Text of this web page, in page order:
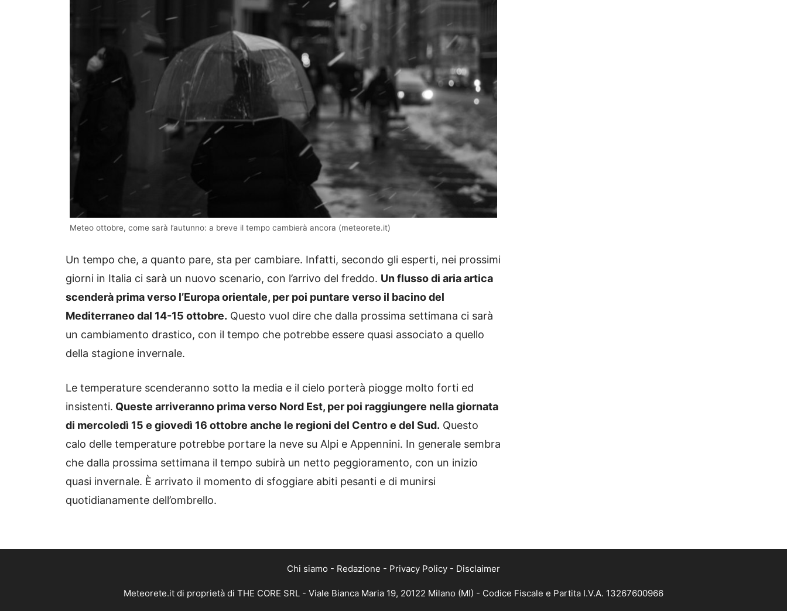
Meteo ottobre, come sarà l’autunno: a breve il tempo cambierà ancora (meteorete.it)
Un tempo che, a quanto pare, sta per cambiare. Infatti, secondo gli esperti, nei prossimi
giorni in Italia ci sarà un nuovo scenario, con l’arrivo del freddo. Un flusso di aria artica
scenderà prima verso l’Europa orientale, per poi puntare verso il bacino del
Mediterraneo dal 14-15 ottobre. Questo vuol dire che dalla prossima settimana ci sarà
un cambiamento drastico, con il tempo che potrebbe essere quasi associato a quello
della stagione invernale.
Le temperature scenderanno sotto la media e il cielo porterà piogge molto forti ed
insistenti. Queste arriveranno prima verso Nord Est, per poi raggiungere nella giornata
di mercoledì 15 e giovedì 16 ottobre anche le regioni del Centro e del Sud. Questo
calo delle temperature potrebbe portare la neve su Alpi e Appennini. In generale sembra
che dalla prossima settimana il tempo subirà un netto peggioramento, con un inizio
quasi invernale. È arrivato il momento di sfoggiare abiti pesanti e di munirsi
quotidianamente dell’ombrello.
Chi siamo - Redazione - Privacy Policy - Disclaimer
Meteorete.it di proprietà di THE CORE SRL - Viale Bianca Maria 19, 20122 Milano (MI) - Codice Fiscale e Partita I.V.A. 13267600966